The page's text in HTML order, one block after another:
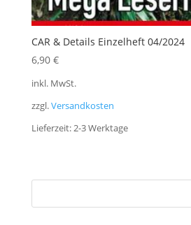
CAR & Details Einzelheft 04/2024
6,90 €
inkl. MwSt.
zzgl.Versandkosten
Lieferzeit:2-3 Werktage